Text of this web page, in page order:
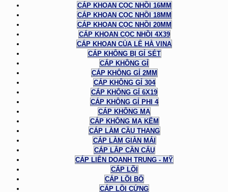
CÁP KHOAN CỌC NHỒI 16MM
CÁP KHOAN CỌC NHỒI 18MM
CÁP KHOAN CỌC NHỒI 20MM
CÁP KHOAN CỌC NHỒI 4X39
CÁP KHOAN CỦA LÊ HÀ VINA
CÁP KHÔNG BỊ GỈ SÉT
CÁP KHÔNG GỈ
CÁP KHÔNG GỈ 2MM
CÁP KHÔNG GỈ 304
CÁP KHÔNG GỈ 6X19
CÁP KHÔNG GỈ PHI 4
CÁP KHÔNG MẠ
CÁP KHÔNG MẠ KẼM
CÁP LÀM CẦU THANG
CÁP LÀM GIÀN MÁI
CÁP LẮP CẦN CẨU
CÁP LIÊN DOANH TRUNG - MỸ
CÁP LÕI
CÁP LÕI BỐ
CÁP LÕI CỨNG